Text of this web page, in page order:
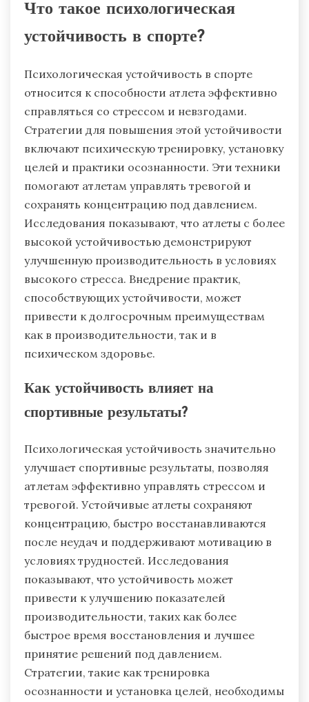
Что такое психологическая
устойчивость в спорте?
Психологическая устойчивость в спорте
относится к способности атлета эффективно
справляться со стрессом и невзгодами.
Стратегии для повышения этой устойчивости
включают психическую тренировку, установку
целей и практики осознанности. Эти техники
помогают атлетам управлять тревогой и
сохранять концентрацию под давлением.
Исследования показывают, что атлеты с более
высокой устойчивостью демонстрируют
улучшенную производительность в условиях
высокого стресса. Внедрение практик,
способствующих устойчивости, может
привести к долгосрочным преимуществам
как в производительности, так и в
психическом здоровье.
Как устойчивость влияет на
спортивные результаты?
Психологическая устойчивость значительно
улучшает спортивные результаты, позволяя
атлетам эффективно управлять стрессом и
тревогой. Устойчивые атлеты сохраняют
концентрацию, быстро восстанавливаются
после неудач и поддерживают мотивацию в
условиях трудностей. Исследования
показывают, что устойчивость может
привести к улучшению показателей
производительности, таких как более
быстрое время восстановления и лучшее
принятие решений под давлением.
Стратегии, такие как тренировка
осознанности и установка целей, необходимы